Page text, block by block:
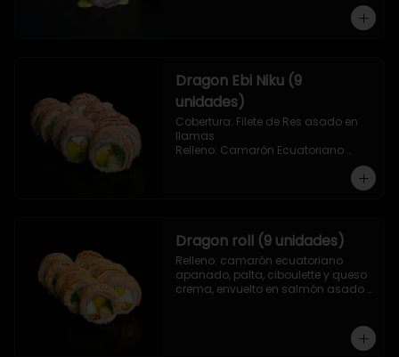
Dragon Ebi Niku (9
unidades)
Cobertura: Filete de Res asado en
llamas
Relleno: Camarón Ecuatoriano
Dragon roll (9 unidades)
Relleno: camarón ecuatoriano
apanado, palta, ciboulette y queso
crema, envuelto en salmón asado